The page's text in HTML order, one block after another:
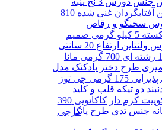
گرمی صمیم
گرمی چی توز
بیسکوییت کرم دار کاکائویی 390g
گرجی
سخنگو و رقاص
ارتفاع 20 سانتی
دو تیکه قلب و کلید
جنس تدی طرح پاندا